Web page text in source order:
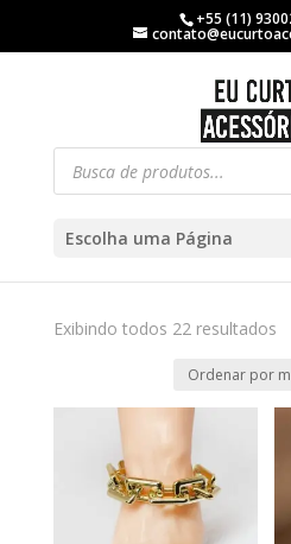
+55 (11)
Escolha uma Página
Exibindo todos 22 resultados